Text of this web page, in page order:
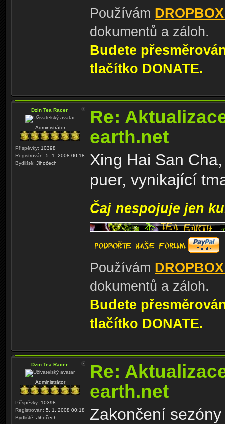
Používám
dokumentů a záloh.
Budete
tlačítko DONATE.
Dzin Tea Racer
Administrátor
Příspěvky: 10398
Registrován: 5. 1. 2008 00:18
Bydliště: Jihočech
Re:
earth.net
Xing Hai San
puer, vynikající
Čaj nespojuje jen
Používám
dokumentů a záloh.
Budete
tlačítko DONATE.
Dzin Tea Racer
Administrátor
Příspěvky: 10398
Registrován: 5. 1. 2008 00:18
Bydliště: Jihočech
Re:
earth.net
Zakončení